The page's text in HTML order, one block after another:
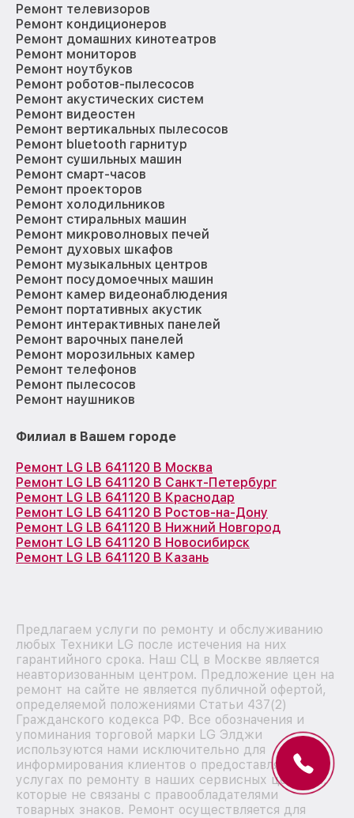
Ремонт телевизоров
Ремонт кондиционеров
Ремонт домашних кинотеатров
Ремонт мониторов
Ремонт ноутбуков
Ремонт роботов-пылесосов
Ремонт акустических систем
Ремонт видеостен
Ремонт вертикальных пылесосов
Ремонт bluetooth гарнитур
Ремонт сушильных машин
Ремонт смарт-часов
Ремонт проекторов
Ремонт холодильников
Ремонт стиральных машин
Ремонт микроволновых печей
Ремонт духовых шкафов
Ремонт музыкальных центров
Ремонт посудомоечных машин
Ремонт камер видеонаблюдения
Ремонт портативных акустик
Ремонт интерактивных панелей
Ремонт варочных панелей
Ремонт морозильных камер
Ремонт телефонов
Ремонт пылесосов
Ремонт наушников
Филиал в Вашем городе
Ремонт LG LB 641120 B Москва
Ремонт LG LB 641120 B Санкт-Петербург
Ремонт LG LB 641120 B Краснодар
Ремонт LG LB 641120 B Ростов-на-Дону
Ремонт LG LB 641120 B Нижний Новгород
Ремонт LG LB 641120 B Новосибирск
Ремонт LG LB 641120 B Казань
Предлагаем услуги по ремонту и обслуживанию
любых Техники LG после истечения на них
гарантийного срока. Наш СЦ в Москве является
неавторизованным центром. Предложение цен на
ремонт на сайте не является публичной офертой,
определяемой положениями Статьи 437(2)
Гражданского кодекса РФ. Все обозначения и
упоминания торговой марки LG Элджи
используются нами исключительно для
информирования клиентов о предоставляемых
услугах по ремонту в наших сервисных центрах,
которые не связаны с правообладателями
товарных знаков. Ремонт осуществляется для